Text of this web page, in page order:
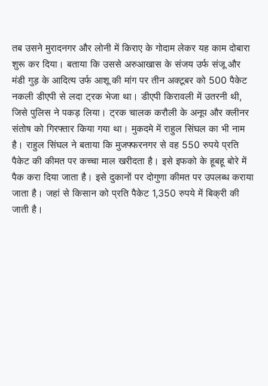
तब उसने मुरादनगर और लोनी में किराए के गोदाम लेकर यह काम दोबारा
शुरू कर दिया। बताया कि उससे अरुआखास के संजय उर्फ संजू और
मंडी गुड़ के आदित्य उर्फ आशू की मांग पर तीन अक्टूबर को 500 पैकेट
नकली डीएपी से लदा ट्रक भेजा था। डीएपी किरावली में उतरनी थी,
जिसे पुलिस ने पकड़ लिया। ट्रक चालक करौली के अनूप और क्लीनर
संतोष को गिरफ्तार किया गया था। मुकदमे में राहुल सिंघल का भी नाम
है। राहुल सिंघल ने बताया कि मुजफ्फरनगर से वह 550 रुपये प्रति
पैकेट की कीमत पर कच्चा माल खरीदता है। इसे इफको के हूबहू बोरे में
पैक करा दिया जाता है। इसे दुकानों पर दोगुणा कीमत पर उपलब्ध कराया
जाता है। जहां से किसान को प्रति पैकेट 1,350 रुपये में बिक्री की
जाती है।